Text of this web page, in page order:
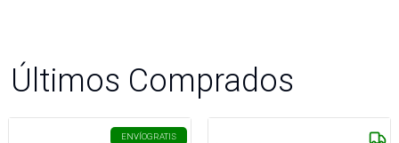
Últimos Comprados
ENVÍOGRATIS